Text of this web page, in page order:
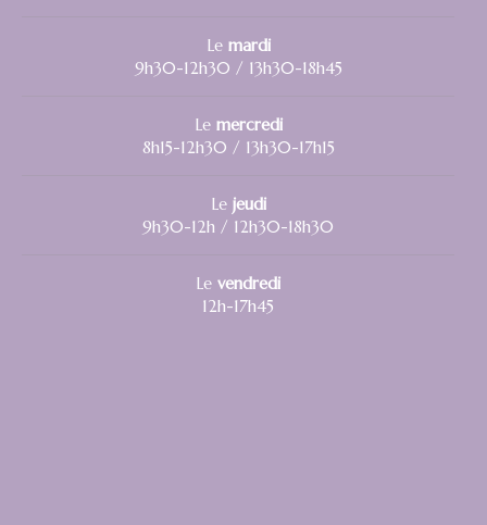
Le mardi
9h30-12h30 / 13h30-18h45
Le mercredi
8h15-12h30 / 13h30-17h15
Le jeudi
9h30-12h / 12h30-18h30
Le vendredi
12h-17h45